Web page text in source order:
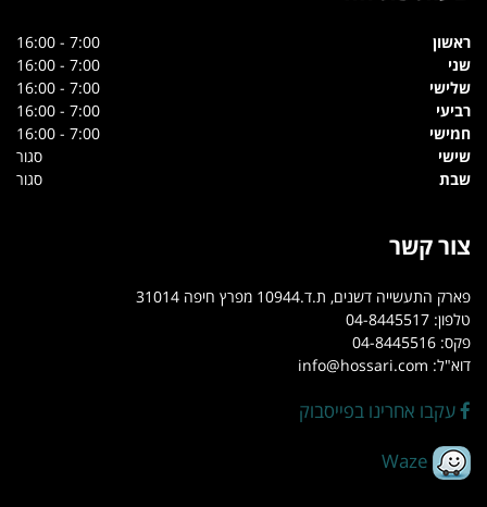
ראשון
7:00 - 16:00
שני
7:00 - 16:00
שלישי
7:00 - 16:00
רביעי
7:00 - 16:00
חמישי
7:00 - 16:00
שישי
סגור
שבת
סגור
צור קשר
פארק התעשייה דשנים, ת.ד.10944 מפרץ חיפה 31014
טלפון: 04-8445517
פקס: 04-8445516
דוא"ל: info@hossari.com
עקבו אחרינו בפייסבוק